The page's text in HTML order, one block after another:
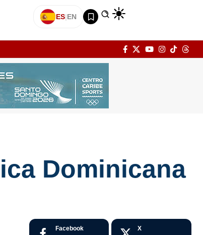
ES|EN
Dominicana
Facebook X